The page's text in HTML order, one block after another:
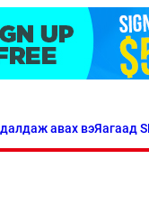
авах вэЯагаад